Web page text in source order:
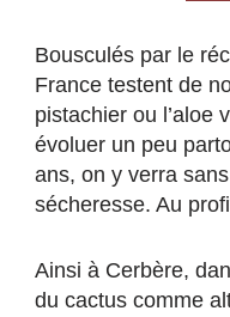
Bousculés par le
France testent de
pistachier ou
évoluer un peu
ans, on y verra
sécheresse. Au
Ainsi à Cerbère,
du cactus comme